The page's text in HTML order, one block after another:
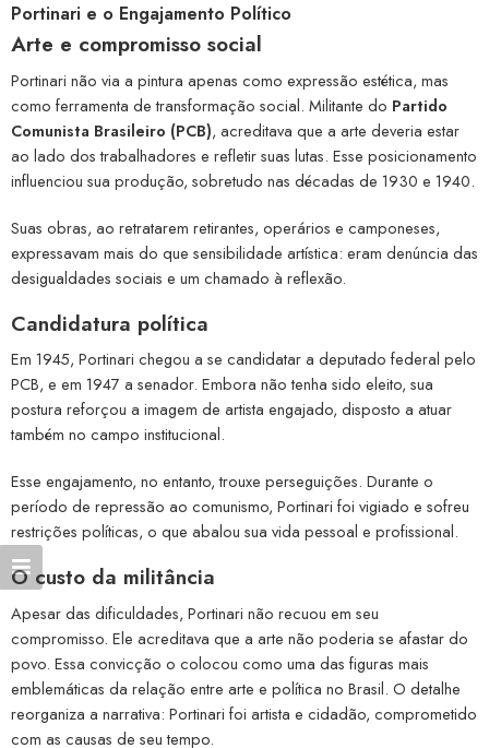
Portinari e o Engajamento Político
Arte e compromisso social
Portinari não via a pintura apenas como expressão estética, mas
como ferramenta de transformação social. Militante do Partido
Comunista Brasileiro (PCB), acreditava que a arte deveria estar
ao lado dos trabalhadores e refletir suas lutas. Esse posicionamento
influenciou sua produção, sobretudo nas décadas de 1930 e 1940.
Suas obras, ao retratarem retirantes, operários e camponeses,
expressavam mais do que sensibilidade artística: eram denúncia das
desigualdades sociais e um chamado à reflexão.
Candidatura política
Em 1945, Portinari chegou a se candidatar a deputado federal pelo
PCB, e em 1947 a senador. Embora não tenha sido eleito, sua
postura reforçou a imagem de artista engajado, disposto a atuar
também no campo institucional.
Esse engajamento, no entanto, trouxe perseguições. Durante o
período de repressão ao comunismo, Portinari foi vigiado e sofreu
restrições políticas, o que abalou sua vida pessoal e profissional.
O custo da militância
Apesar das dificuldades, Portinari não recuou em seu
compromisso. Ele acreditava que a arte não poderia se afastar do
povo. Essa convicção o colocou como uma das figuras mais
emblemáticas da relação entre arte e política no Brasil. O detalhe
reorganiza a narrativa: Portinari foi artista e cidadão, comprometido
com as causas de seu tempo.